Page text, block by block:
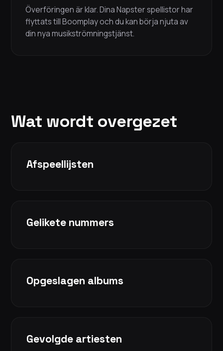
Överföringen är klar. Dina Napster spellistor har
flyttats till Boomplay och du kan börja njuta av
din nya musikströmningstjänst.
Wat wordt overgezet
Afspeellijsten
Gelikete nummers
Opgeslagen albums
Gevolgde artiesten